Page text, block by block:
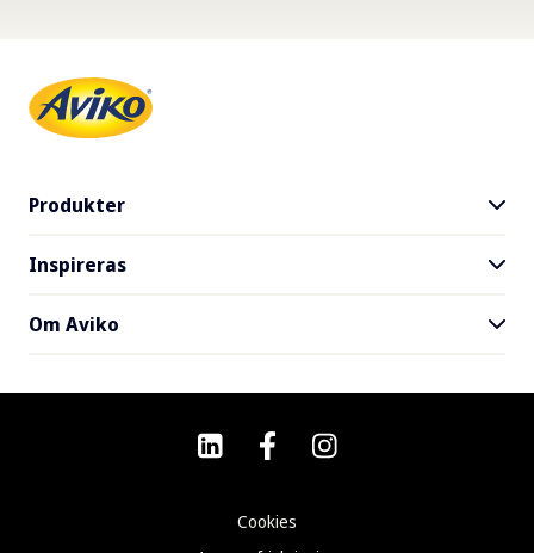
Produkter
Produktsortiment
SuperCrunch
Inspireras
Recept
Om Aviko
Om Aviko
Cookies